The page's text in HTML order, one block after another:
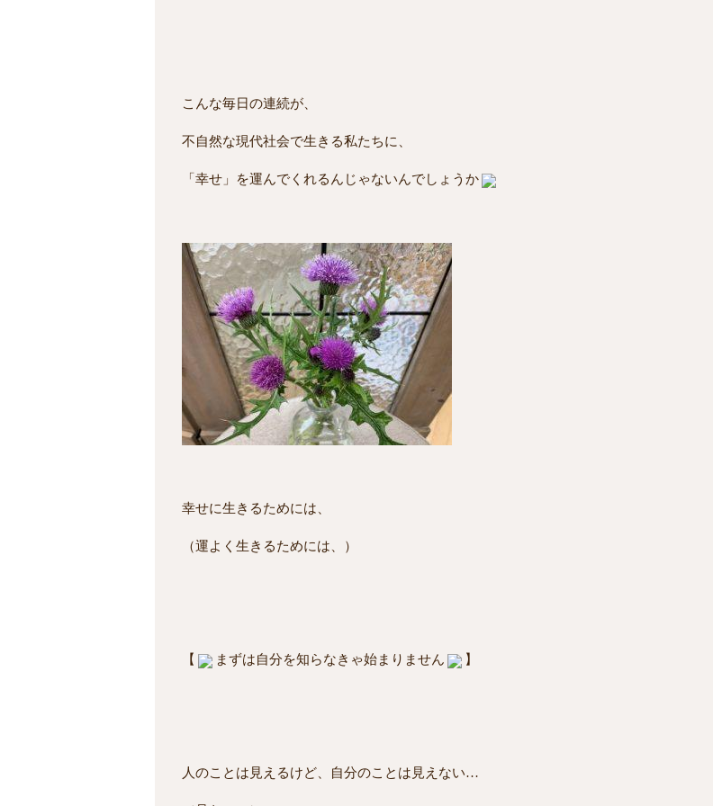
こんな毎日の連続が、
不自然な現代社会で生きる私たちに、
「幸せ」を運んでくれるんじゃないんでしょうか
幸せに生きるためには、
（運よく生きるためには、）
【 まずは自分を知らなきゃ始まりません 】
人のことは見えるけど、自分のことは見えない…